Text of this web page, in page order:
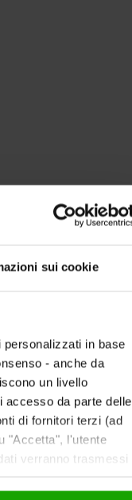
sui cookie
in base
- anche da
un livello
accesso da parte delle
di fornitori terzi (ad
"Accetta", l'utente
verranno trasmessi